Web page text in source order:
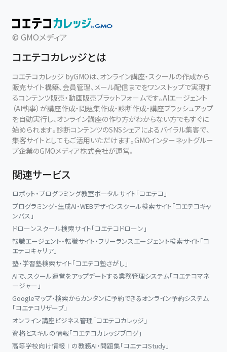
© GMOメディア
コエテコカレッジとは
コエテコカレッジ byGMOは、オンライン講座・スクールの作成から
販売サイト構築、会員管理、メール配信までをワンストップで実現す
るコンテンツ販売・動画販売プラットフォームです。AIエージェント
（AI執事）が講座作成・問題集作成・診断作成・講座ブラッシュアップ
を自動実行し、オンライン講座の作り方がわからない方でもすぐに
始められます。診断コンテンツのSNSシェアによるバイラル集客で、
集客サイトとしてもご活用いただけます。GMOインターネットグルー
プ企業のGMOメディア株式会社が運営。
関連サービス
ロボット・プログラミング教室ポータルサイト「コエテコ」
プログラミング・生成AI・WEBデザインスクール検索サイト「コエテコキャ
ンパス」
ドローンスクール検索サイト「コエテコドローン」
転職エージェント・転職サイト・フリーランスエージェント検索サイト「コ
エテコキャリア」
塾・学習塾検索サイト「コエテコ塾さがし」
AIで、スクール運営をアップデートする業務管理システム「コエテコマネ
ージャー」
Googleマップ・検索からカンタンに予約できるオンライン予約システム
「コエテコリザーブ」
オンライン講座ビジネス管理「コエテコカレッジ」
資格とスキルの情報「コエテコカレッジブログ」
高等学校向け情報Ⅰの教務AI・問題集「コエテコStudy」